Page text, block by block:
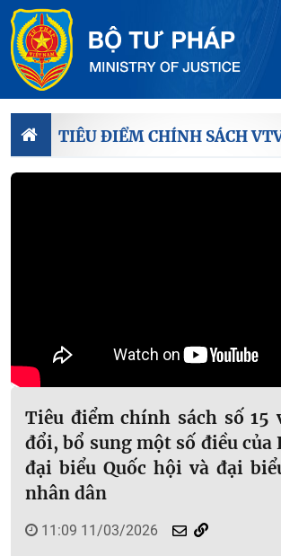
TIÊU ĐIỂM CHÍNH SÁCH
Tiêu điểm chính sách số 15
đổi, bổ sung một số điều của
đại biểu Quốc hội và đại
nhân dân
11:09 11/03/2026